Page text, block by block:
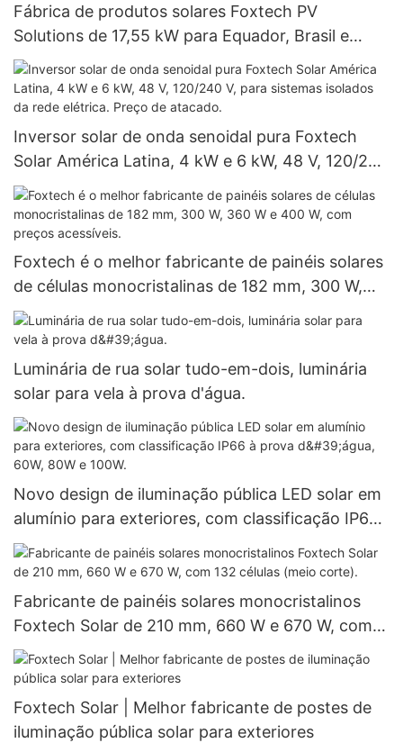
Fábrica de produtos solares Foxtech PV
Solutions de 17,55 kW para Equador, Brasil e
Colômbia, sistema off-grid de 120 V.
Inversor solar de onda senoidal pura Foxtech
Solar América Latina, 4 kW e 6 kW, 48 V, 120/240
V, para sistemas isolados da rede elétrica. Preço
de atacado.
Foxtech é o melhor fabricante de painéis solares
de células monocristalinas de 182 mm, 300 W,
360 W e 400 W, com preços acessíveis.
Luminária de rua solar tudo-em-dois, luminária
solar para vela à prova d'água.
Novo design de iluminação pública LED solar em
alumínio para exteriores, com classificação IP66
à prova d'água, 60W, 80W e 100W.
Fabricante de painéis solares monocristalinos
Foxtech Solar de 210 mm, 660 W e 670 W, com
132 células (meio corte).
Foxtech Solar | Melhor fabricante de postes de
iluminação pública solar para exteriores